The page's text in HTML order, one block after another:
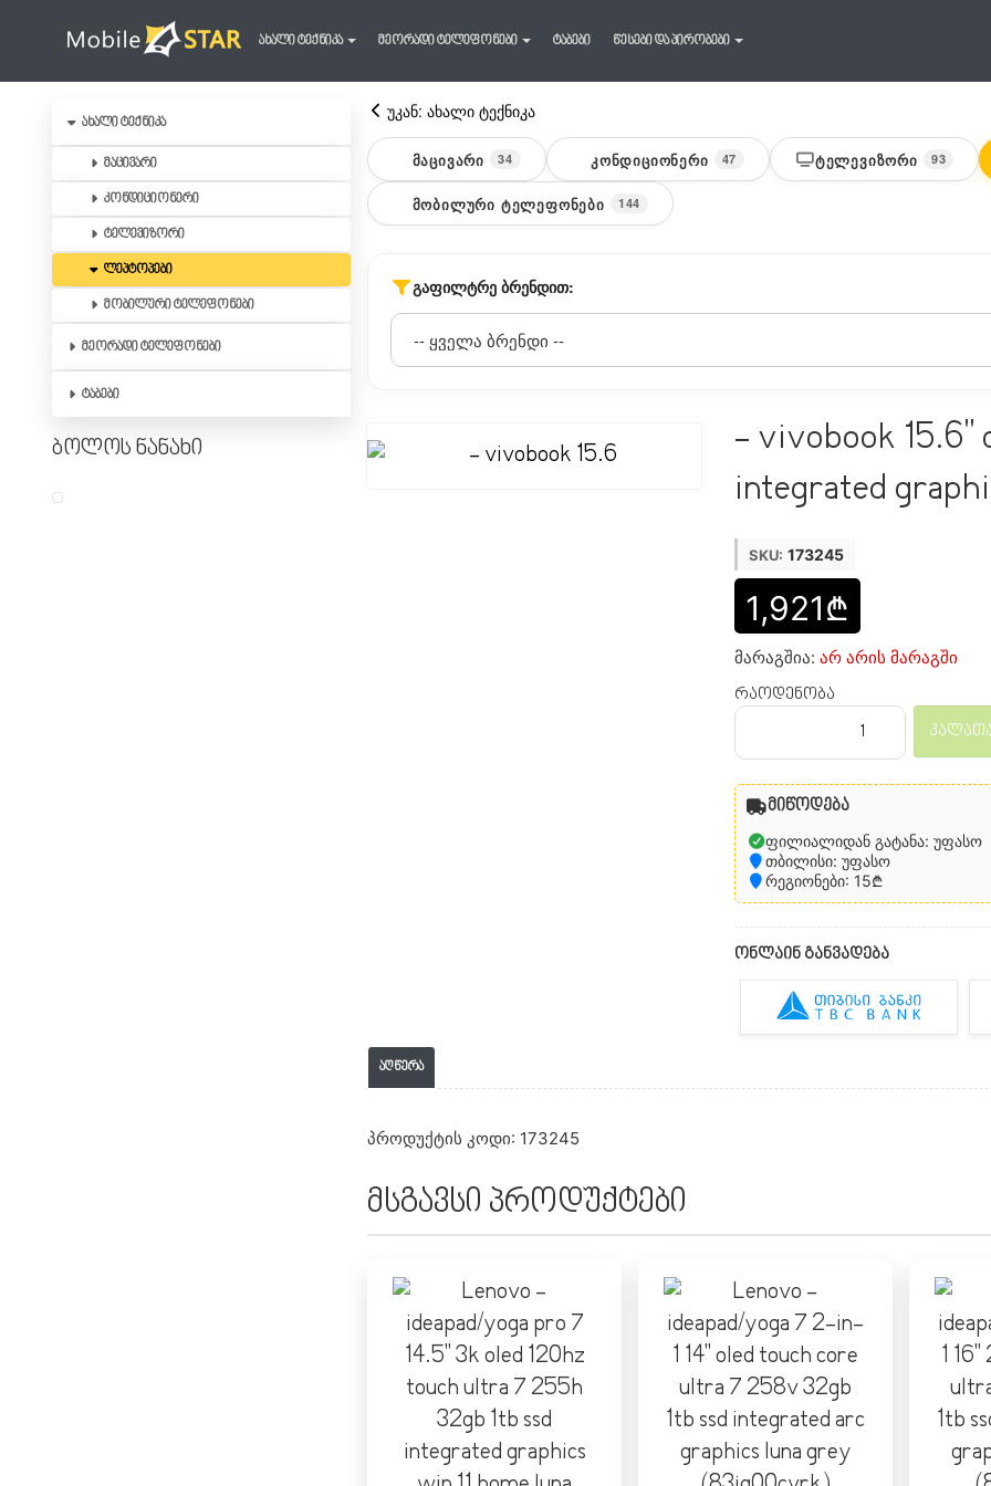
ახალი ტექნიკა მეორადი ტელეფონები ტაბები წესები და პირობები
ახალი ტექნიკა
მაცივარი
კონდიციონერი
ტელევიზორი
ლეპტოპები
მობილური ტელეფონები
მეორადი ტელეფონები
ტაბები
ბოლოს ნანახი
უკან: ახალი ტექნიკა
ᲛᲐᲪᲘᲕᲐᲠᲘ 34 ᲙᲝᲜᲓᲘᲪᲘᲝᲜᲔᲠᲘ 47 ᲢᲔᲚᲔᲕᲘᲖᲝᲠᲘ 93
ᲛᲝᲑᲘᲚᲣᲠᲘ ᲢᲔᲚᲔᲤᲝᲜᲔᲑᲘ 144
ᲒᲐᲤᲘᲚᲢᲠᲔ ᲑᲠᲔᲜᲓᲘᲗ:
- vivobook 15.6"
integrated
SKU: 173245
1,921₾
მარაგშია: არ არის მარაგში
რაოდენობა
მიწოდება
ფილიალიდან გატანა: უფასო
თბილისი: უფასო
რეგიონები: 15₾
ონლაინ განვადება
აღწერა
პროდუქტის კოდი: 173245
მსგავსი პროდუქტები